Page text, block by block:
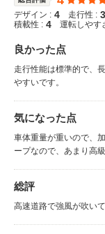
デザイン : 4 走行性 : 3
積載性 : 4 運転しやす
良かった点
走行性能は標準的で、
やすいです。
気になった点
車体重量が重いので、
ープなので、あまり高
総評
高速道路で強風が吹い